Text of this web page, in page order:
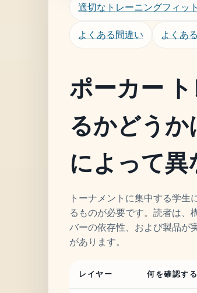
適切なトレーニングフィッ
よくある間違い よくあ
ポーカー
るかどう
によって異
トーナメントに集中する学
るものが必要です。読者は、
バーの依存性、および製品が
があります。
レイヤー 何を確認す